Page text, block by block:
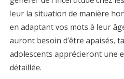
leur la situation de manière
en adaptant vos mots à leur
auront besoin d’être apaisés,
adolescents apprécieront une
détaillée.